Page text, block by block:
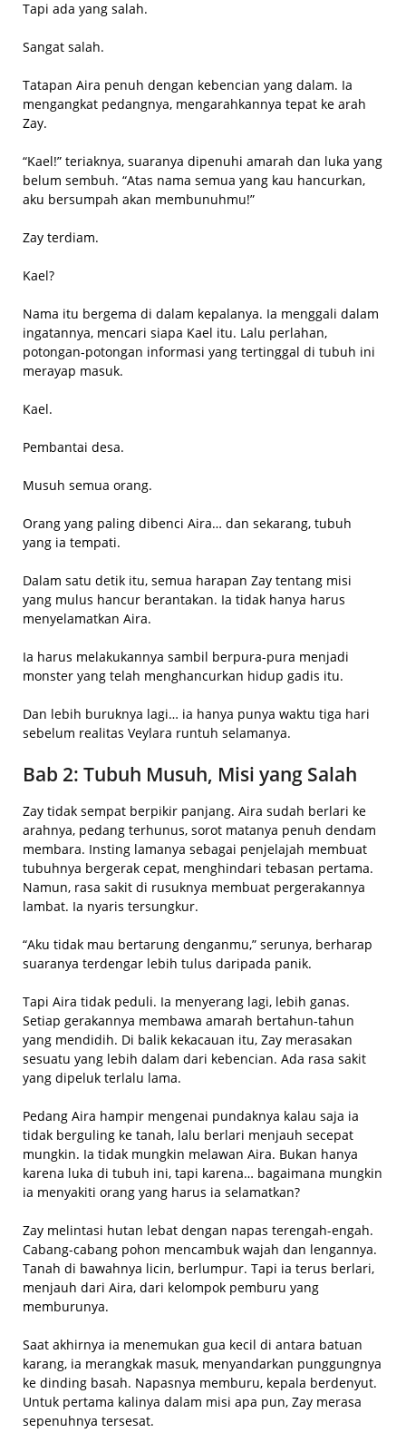
Tapi ada yang salah.
Sangat salah.
Tatapan Aira penuh dengan kebencian yang dalam. Ia
mengangkat pedangnya, mengarahkannya tepat ke arah
Zay.
“Kael!” teriaknya, suaranya dipenuhi amarah dan luka yang
belum sembuh. “Atas nama semua yang kau hancurkan,
aku bersumpah akan membunuhmu!”
Zay terdiam.
Kael?
Nama itu bergema di dalam kepalanya. Ia menggali dalam
ingatannya, mencari siapa Kael itu. Lalu perlahan,
potongan-potongan informasi yang tertinggal di tubuh ini
merayap masuk.
Kael.
Pembantai desa.
Musuh semua orang.
Orang yang paling dibenci Aira… dan sekarang, tubuh
yang ia tempati.
Dalam satu detik itu, semua harapan Zay tentang misi
yang mulus hancur berantakan. Ia tidak hanya harus
menyelamatkan Aira.
Ia harus melakukannya sambil berpura-pura menjadi
monster yang telah menghancurkan hidup gadis itu.
Dan lebih buruknya lagi… ia hanya punya waktu tiga hari
sebelum realitas Veylara runtuh selamanya.
Bab 2: Tubuh Musuh, Misi yang Salah
Zay tidak sempat berpikir panjang. Aira sudah berlari ke
arahnya, pedang terhunus, sorot matanya penuh dendam
membara. Insting lamanya sebagai penjelajah membuat
tubuhnya bergerak cepat, menghindari tebasan pertama.
Namun, rasa sakit di rusuknya membuat pergerakannya
lambat. Ia nyaris tersungkur.
“Aku tidak mau bertarung denganmu,” serunya, berharap
suaranya terdengar lebih tulus daripada panik.
Tapi Aira tidak peduli. Ia menyerang lagi, lebih ganas.
Setiap gerakannya membawa amarah bertahun-tahun
yang mendidih. Di balik kekacauan itu, Zay merasakan
sesuatu yang lebih dalam dari kebencian. Ada rasa sakit
yang dipeluk terlalu lama.
Pedang Aira hampir mengenai pundaknya kalau saja ia
tidak berguling ke tanah, lalu berlari menjauh secepat
mungkin. Ia tidak mungkin melawan Aira. Bukan hanya
karena luka di tubuh ini, tapi karena… bagaimana mungkin
ia menyakiti orang yang harus ia selamatkan?
Zay melintasi hutan lebat dengan napas terengah-engah.
Cabang-cabang pohon mencambuk wajah dan lengannya.
Tanah di bawahnya licin, berlumpur. Tapi ia terus berlari,
menjauh dari Aira, dari kelompok pemburu yang
memburunya.
Saat akhirnya ia menemukan gua kecil di antara batuan
karang, ia merangkak masuk, menyandarkan punggungnya
ke dinding basah. Napasnya memburu, kepala berdenyut.
Untuk pertama kalinya dalam misi apa pun, Zay merasa
sepenuhnya tersesat.